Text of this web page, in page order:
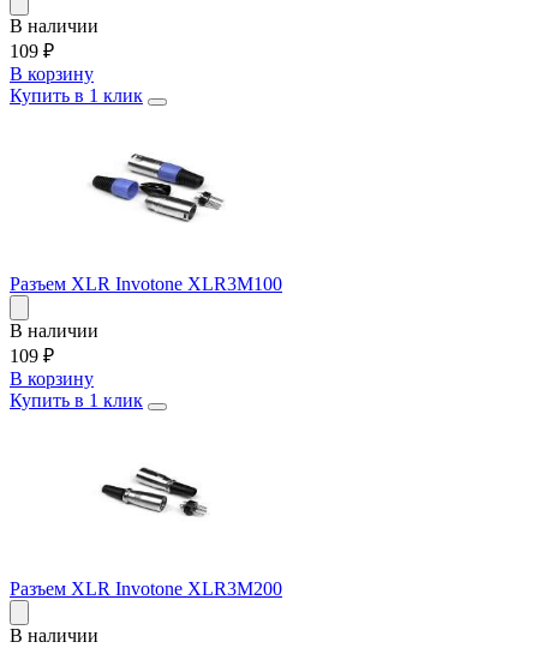
В наличии
109 ₽
В корзину
Купить в 1 клик
Разъем XLR Invotone XLR3M100
В наличии
109 ₽
В корзину
Купить в 1 клик
Разъем XLR Invotone XLR3M200
В наличии